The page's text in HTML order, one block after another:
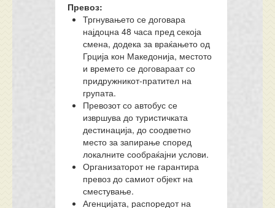
Превоз:
Тргнувањето се договара
најдоцна 48 часа пред секоја
смена, додека за враќањето од
Грција кон Македонија, местото
и времето се договараат со
придружникот-пратител на
групата.
Превозот со автобус се
извршува до туристичката
дестинација, до соодветно
место за запирање според
локалните сообраќајни услови.
Организаторот не гарантира
превоз до самиот објект на
сместување.
Агенцијата, распоредот на